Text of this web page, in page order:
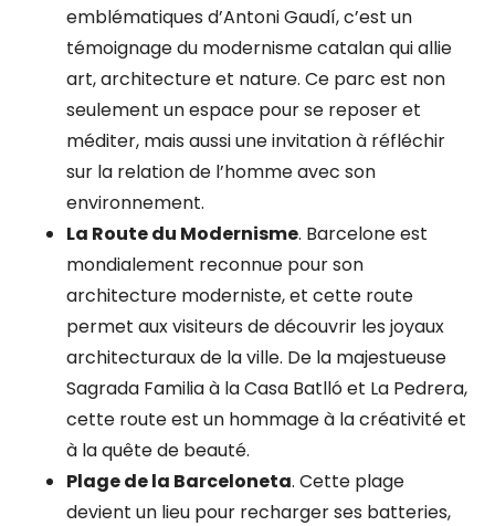
emblématiques d’Antoni Gaudí, c’est un
témoignage du modernisme catalan qui allie
art, architecture et nature. Ce parc est non
seulement un espace pour se reposer et
méditer, mais aussi une invitation à réfléchir
sur la relation de l’homme avec son
environnement.
La Route du Modernisme. Barcelone est
mondialement reconnue pour son
architecture moderniste, et cette route
permet aux visiteurs de découvrir les joyaux
architecturaux de la ville. De la majestueuse
Sagrada Familia à la Casa Batlló et La Pedrera,
cette route est un hommage à la créativité et
à la quête de beauté.
Plage de la Barceloneta. Cette plage
devient un lieu pour recharger ses batteries,